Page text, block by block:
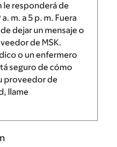
responderá de
a. m. a5 p. m. Fuera
dejar un mensaje o
de MSK.
o un enfermero
seguro de cómo
proveedor de
llame